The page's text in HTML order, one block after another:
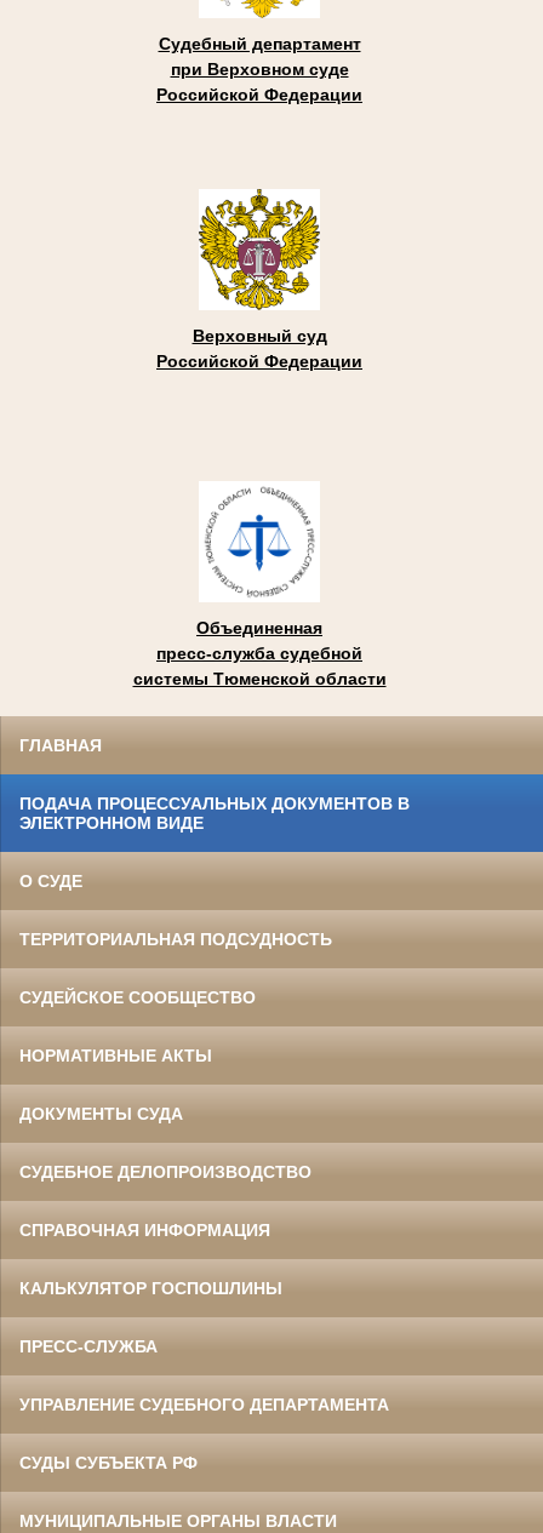
Судебный департамент
при Верховном суде
Российской Федерации
Верховный суд
Российской Федерации
Объединенная
пресс-служба судебной
системы Тюменской области
ГЛАВНАЯ
ПОДАЧА ПРОЦЕССУАЛЬНЫХ ДОКУМЕНТОВ В
ЭЛЕКТРОННОМ ВИДЕ
О СУДЕ
ТЕРРИТОРИАЛЬНАЯ ПОДСУДНОСТЬ
СУДЕЙСКОЕ СООБЩЕСТВО
НОРМАТИВНЫЕ АКТЫ
ДОКУМЕНТЫ СУДА
СУДЕБНОЕ ДЕЛОПРОИЗВОДСТВО
СПРАВОЧНАЯ ИНФОРМАЦИЯ
КАЛЬКУЛЯТОР ГОСПОШЛИНЫ
ПРЕСС-СЛУЖБА
УПРАВЛЕНИЕ СУДЕБНОГО ДЕПАРТАМЕНТА
СУДЫ СУБЪЕКТА РФ
МУНИЦИПАЛЬНЫЕ ОРГАНЫ ВЛАСТИ